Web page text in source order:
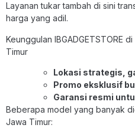
Layanan tukar tambah di sini
harga yang adil.
Keunggulan IBGADGETSTORE
Timur
Lokasi strategis,
Promo eksklusif
Garansi resmi
Beberapa model yang banyak
Jawa Timur: